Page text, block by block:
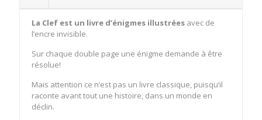
La Clef est un livre d’énigmes illustrées avec de
l’encre invisible.
Sur chaque double page une énigme demande à être
résolue!
Mais attention ce n’est pas un livre classique, puisqu’il
raconte avant tout une histoire, dans un monde en
déclin.